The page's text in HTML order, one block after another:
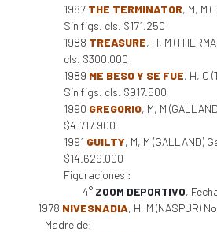
1987 THE TERMINATOR, M, M
Sin figs. cls. $171.250
1988 TREASURE, H, M
cls. $300.000
1989 ME BESO Y SE FUE, H, C
Sin figs. cls. $917.500
1990 GREGORIO, M, M
$4.717.900
1991 GUILTY, M, M (GALLAND)
$14.629.000
Figuraciones :
4° ZOOM DEPORTIVO,
1978 NIVESNADIA, H, M (NASPUR)
Madre de: